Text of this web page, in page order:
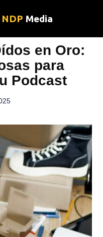
NDP Media
en Oro:
para
Podcast